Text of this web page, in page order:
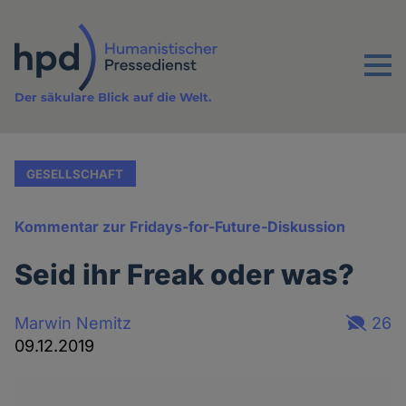
Inhalt
Menu
Der säkulare Blick auf die Welt.
GESELLSCHAFT
Kommentar zur Fridays-for-Future-Diskussion
Seid ihr Freak oder was?
Marwin Nemitz
09.12.2019
26